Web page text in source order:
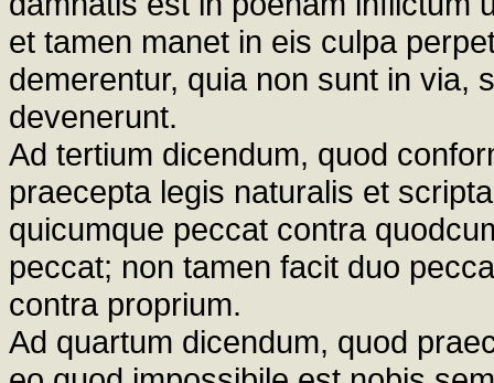
et tamen manet in eis culpa
demerentur, quia non sunt in via,
devenerunt.
Ad tertium dicendum, quod
praecepta legis naturalis et
quicumque peccat contra
peccat; non tamen facit duo
contra proprium.
Ad quartum dicendum, quod